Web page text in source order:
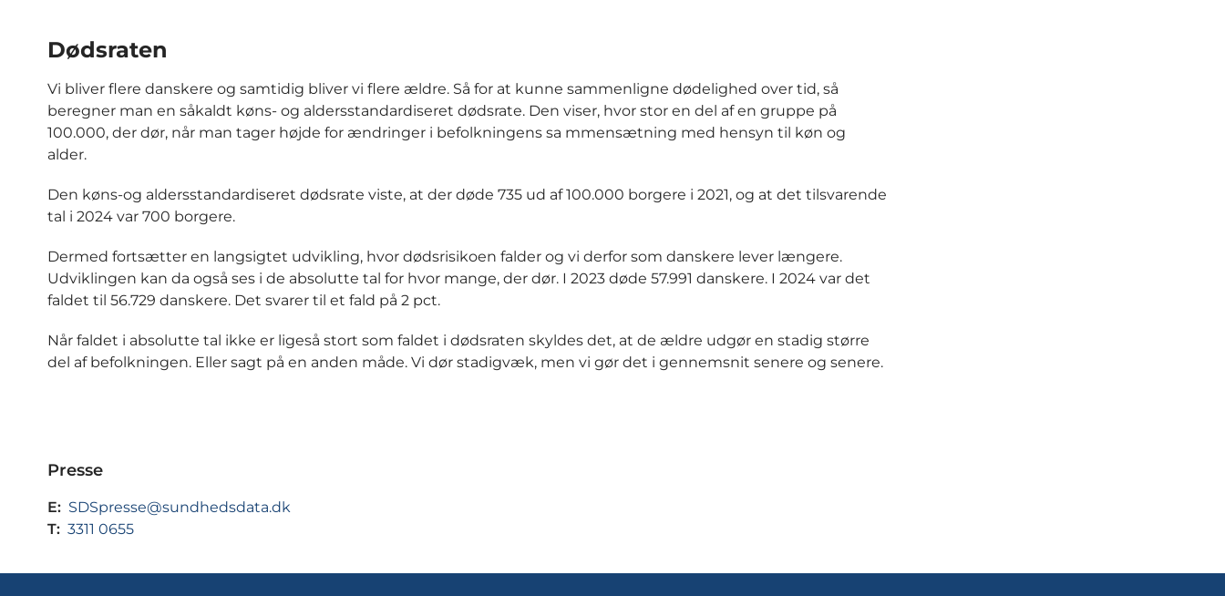
Dødsraten
Vi bliver flere danskere og samtidig bliver vi flere ældre. Så for at kunne sammenligne dødelighed over tid, så
beregner man en såkaldt køns- og aldersstandardiseret dødsrate. Den viser, hvor stor en del af en gruppe på
100.000, der dør, når man tager højde for ændringer i befolkningens sa mmensætning med hensyn til køn og
alder.
Den køns-og aldersstandardiseret dødsrate viste, at der døde 735 ud af 100.000 borgere i 2021, og at det tilsvarende
tal i 2024 var 700 borgere.
Dermed fortsætter en langsigtet udvikling, hvor dødsrisikoen falder og vi derfor som danskere lever længere.
Udviklingen kan da også ses i de absolutte tal for hvor mange, der dør. I 2023 døde 57.991 danskere. I 2024 var det
faldet til 56.729 danskere. Det svarer til et fald på 2 pct.
Når faldet i absolutte tal ikke er ligeså stort som faldet i dødsraten skyldes det, at de ældre udgør en stadig større
del af befolkningen. Eller sagt på en anden måde. Vi dør stadigvæk, men vi gør det i gennemsnit senere og senere.
Presse
E: SDSpresse@sundhedsdata.dk
T: 3311 0655